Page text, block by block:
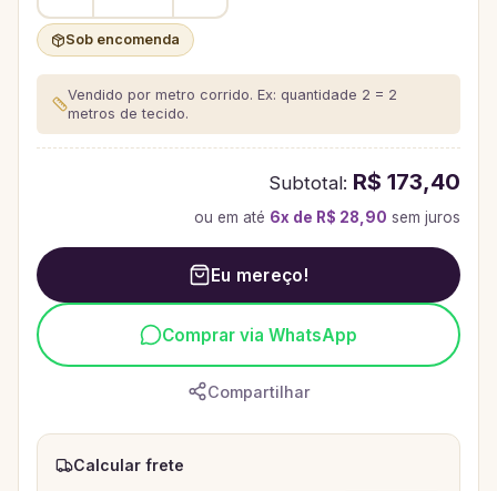
Sob encomenda
Vendido por metro corrido. Ex: quantidade 2 = 2
metros de tecido.
Subtotal: R$ 173,40
ou em até 6x de R$ 28,90 sem juros
Eu mereço!
Comprar via WhatsApp
Compartilhar
Calcular frete